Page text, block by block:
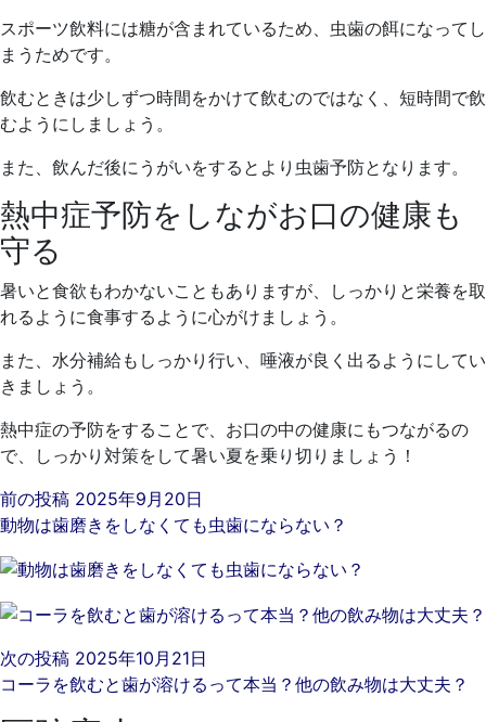
スポーツ飲料には糖が含まれているため、虫歯の餌になってし
まうためです。
飲むときは少しずつ時間をかけて飲むのではなく、短時間で飲
むようにしましょう。
また、飲んだ後にうがいをするとより虫歯予防となります。
熱中症予防をしながお口の健康も
守る
暑いと食欲もわかないこともありますが、しっかりと栄養を取
れるように食事するように心がけましょう。
また、水分補給もしっかり行い、唾液が良く出るようにしてい
きましょう。
熱中症の予防をすることで、お口の中の健康にもつながるの
で、しっかり対策をして暑い夏を乗り切りましょう！
前の投稿 2025年9月20日
動物は歯磨きをしなくても虫歯にならない？
次の投稿 2025年10月21日
コーラを飲むと歯が溶けるって本当？他の飲み物は大丈夫？